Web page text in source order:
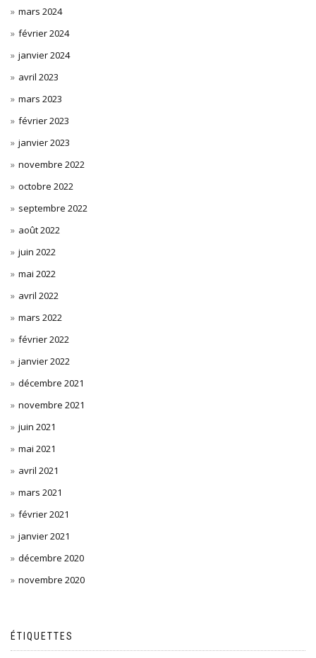
mars 2024
février 2024
janvier 2024
avril 2023
mars 2023
février 2023
janvier 2023
novembre 2022
octobre 2022
septembre 2022
août 2022
juin 2022
mai 2022
avril 2022
mars 2022
février 2022
janvier 2022
décembre 2021
novembre 2021
juin 2021
mai 2021
avril 2021
mars 2021
février 2021
janvier 2021
décembre 2020
novembre 2020
ÉTIQUETTES